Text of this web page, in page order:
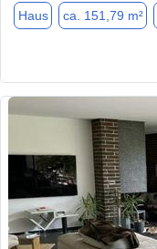
Haus ca. 151,79 m²